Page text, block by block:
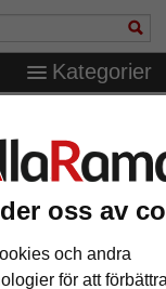
oss av
och andra
för att
Kategorier